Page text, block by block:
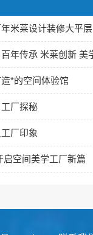
米莱设计装修大平层
年传承 米莱创新 美
*的空间体验馆
厂探秘
厂印象
空间美学工厂新篇